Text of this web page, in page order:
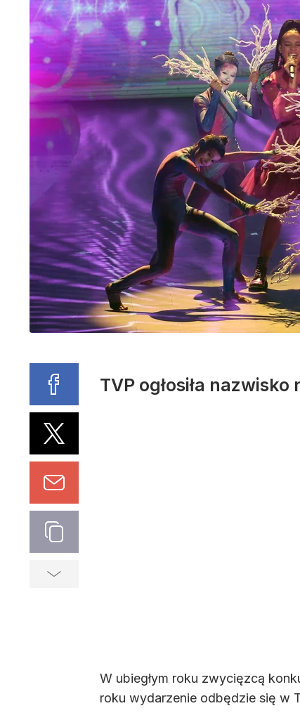
TVP ogłosiła
W ubiegłym roku zwycięzcą
roku wydarzenie odbędzie się w